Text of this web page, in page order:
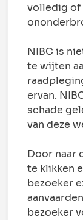
volledig of
NIBC is
te wijten
ervan.
schade
van deze
Door naar
te klikken
bezoeker
bezoeker